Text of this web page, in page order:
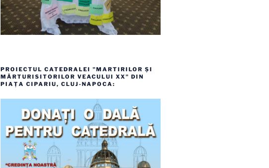
PROIECTUL CATEDRALEI "MARTIRILOR ȘI
MĂRTURISITORILOR VEACULUI XX" DIN
PIAȚA CIPARIU, CLUJ-NAPOCA: